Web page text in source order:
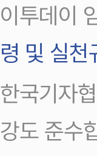
이투데이
령 및 실천
한국기자
강도 준수